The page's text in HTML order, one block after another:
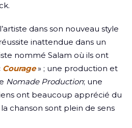
dans son nouveau style
inattendue dans un
nommé Salam où ils ont
Courage» ; une production et
Nomade Production; une
ont beaucoup apprécié du
chanson sont plein de sens